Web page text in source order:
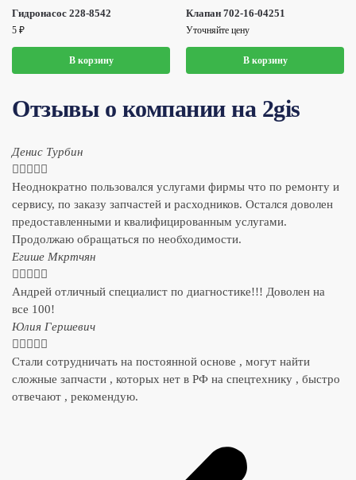
Гидронасос 228-8542
5 ₽
В корзину
Клапан 702-16-04251
Уточняйте цену
В корзину
Отзывы о компании на 2gis
Денис Турбин
    
Неоднократно пользовался услугами фирмы что по ремонту и
сервису, по заказу запчастей и расходников. Остался доволен
предоставленными и квалифицированным услугами.
Продолжаю обращаться по необходимости.
​Егише Мкртчян
    
Андрей отличный специалист по диагностике!!! Доволен на
все 100!
​Юлия Гершевич
    
Стали сотрудничать на постоянной основе , могут найти
сложные запчасти , которых нет в РФ на спецтехнику , быстро
отвечают , рекомендую.